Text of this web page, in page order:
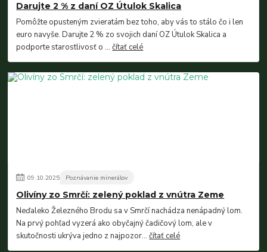
Darujte 2 % z daní OZ Útulok Skalica
Pomôžte opusteným zvieratám bez toho, aby vás to stálo čo i len
euro navyše. Darujte 2 % zo svojich daní OZ Útulok Skalica a
podporte starostlivosť o ...čítať celé
09.10.2025 Poznávanie minerálov
Olivíny zo Smrčí: zelený poklad z vnútra Zeme
Neďaleko Železného Brodu sa v Smrčí nachádza nenápadný lom.
Na prvý pohľad vyzerá ako obyčajný čadičový lom, ale v
skutočnosti ukrýva jedno z najpozor...čítať celé